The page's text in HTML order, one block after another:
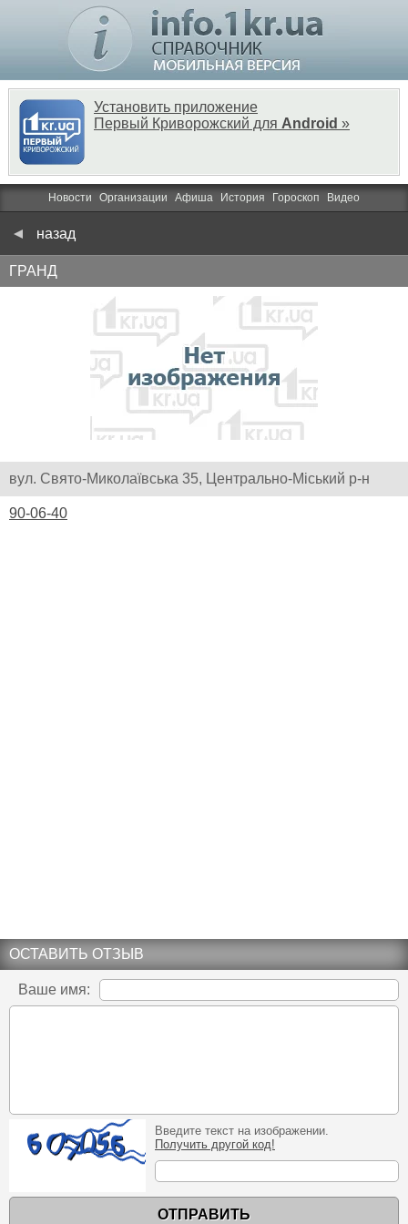
Установить приложение
Первый Криворожский для Android »
Новости Организации Афиша История Гороскоп Видео
назад
ГРАНД
вул. Свято-Миколаївська 35, Центрально-Міський р-н
90-06-40
ОСТАВИТЬ ОТЗЫВ
Ваше имя:
Введите текст на изображении.
Получить другой код!
ОТПРАВИТЬ